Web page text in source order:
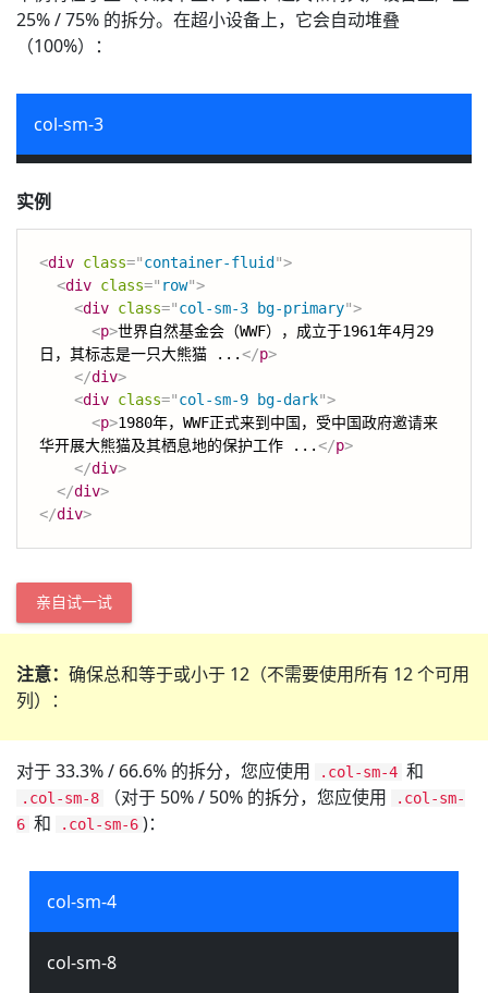
25% / 75% 的拆分。在超小设备上，它会自动堆叠
（100%）：
实例
<div class="container-fluid ">
<div class=" row">
<div class="col-sm-3 bg-primary">
<p>世界自然基金会（WWF），成立于1961年4月29
日，其标志是一只大熊猫 ...</p>
</div>
<div class="col-sm-9 bg-dark">
<p>1980年，WWF正式来到中国，受中国政府邀请来
华开展大熊猫及其栖息地的保护工作 ...</p>
</div>
</div>
</div>
亲自试一试
注意： 确保总和等于或小于 12（不需要使用所有 12 个可用
列）：
对于 33.3% / 66.6% 的拆分，您应使用 .col-sm-4 和
.col-sm-8 （对于 50% / 50% 的拆分，您应使用
.col-sm-
6 和 .col-sm-6 )：